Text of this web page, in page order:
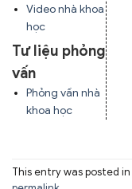
Video nhà khoa
học
Tư liệu phỏng
vấn
Phỏng vấn nhà
khoa học
This entry was posted in